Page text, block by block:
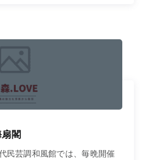
閣
民芸調和風館では、毎晩開催